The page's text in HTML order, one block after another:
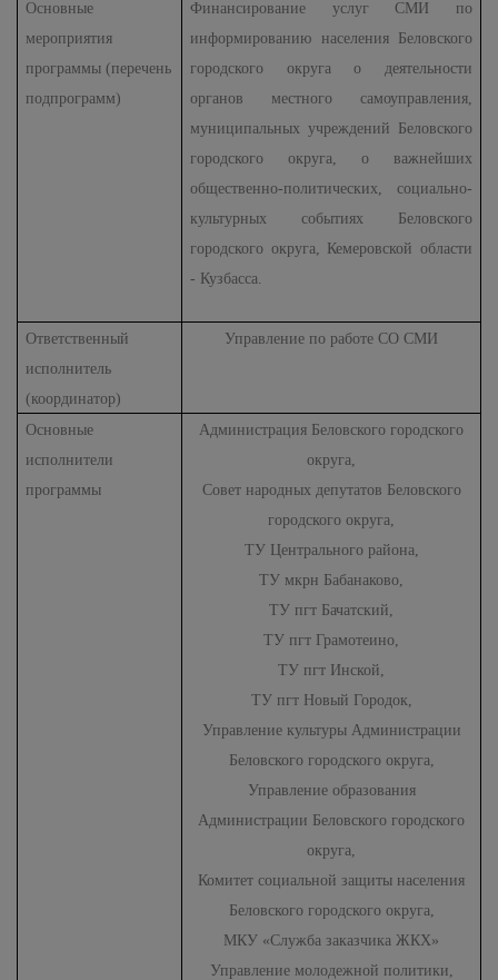
Основные
мероприятия
программы (перечень
подпрограмм)
Финансирование услуг СМИ по
информированию населения Беловского
городского округа о деятельности
органов местного самоуправления,
муниципальных учреждений Беловского
городского округа, о важнейших
общественно-политических, социально-
культурных событиях Беловского
городского округа, Кемеровской области
- Кузбасса.
Ответственный
исполнитель
(координатор)
Управление по работе СО СМИ
Основные
исполнители
программы
Администрация Беловского городского
округа,
Совет народных депутатов Беловского
городского округа,
ТУ Центрального района,
ТУ мкрн Бабанаково,
ТУ пгт Бачатский,
ТУ пгт Грамотеино,
ТУ пгт Инской,
ТУ пгт Новый Городок,
Управление культуры Администрации
Беловского городского округа,
Управление образования
Администрации Беловского городского
округа,
Комитет социальной защиты населения
Беловского городского округа,
МКУ «Служба заказчика ЖКХ»
Управление молодежной политики,